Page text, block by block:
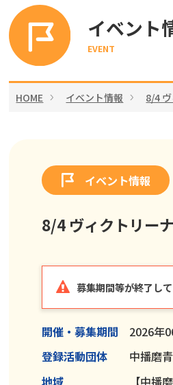
イベント
EVENT
HOME イベント情報 8/4
イベント情報
8/4 ヴィクトリー
募集期間等が終了し
開催・募集期間
2026年
登録活動団体
中播磨
地域
【中播